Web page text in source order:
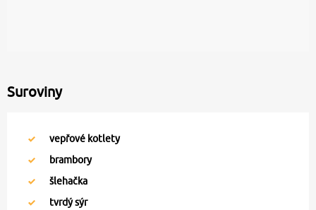
Suroviny
vepřové kotlety
brambory
šlehačka
tvrdý sýr